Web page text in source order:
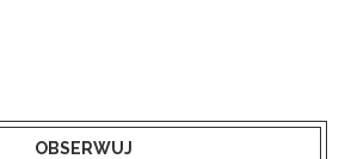
OBSERWUJ